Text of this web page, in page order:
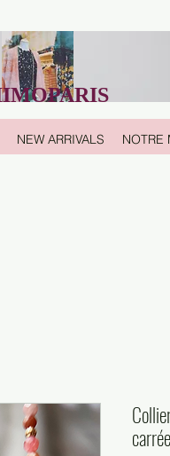
NEW ARRIVALS NOTRE
carrée